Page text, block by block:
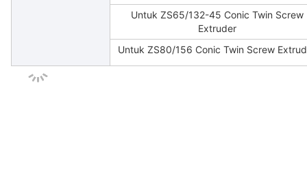
Untuk ZS65/132-45 Conic Twin Screw
Extruder
Untuk ZS80/156 Conic Twin Screw